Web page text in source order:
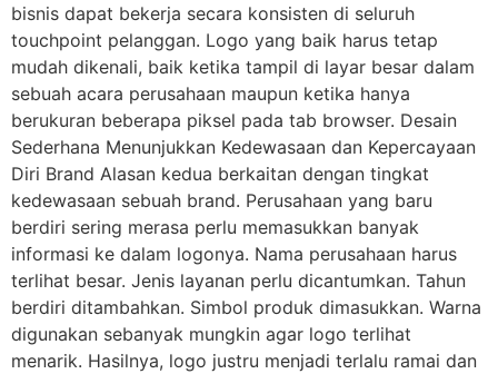
bisnis dapat bekerja secara konsisten di seluruh
touchpoint pelanggan. Logo yang baik harus tetap
mudah dikenali, baik ketika tampil di layar besar dalam
sebuah acara perusahaan maupun ketika hanya
berukuran beberapa piksel pada tab browser. Desain
Sederhana Menunjukkan Kedewasaan dan Kepercayaan
Diri Brand Alasan kedua berkaitan dengan tingkat
kedewasaan sebuah brand. Perusahaan yang baru
berdiri sering merasa perlu memasukkan banyak
informasi ke dalam logonya. Nama perusahaan harus
terlihat besar. Jenis layanan perlu dicantumkan. Tahun
berdiri ditambahkan. Simbol produk dimasukkan. Warna
digunakan sebanyak mungkin agar logo terlihat
menarik. Hasilnya, logo justru menjadi terlalu ramai dan